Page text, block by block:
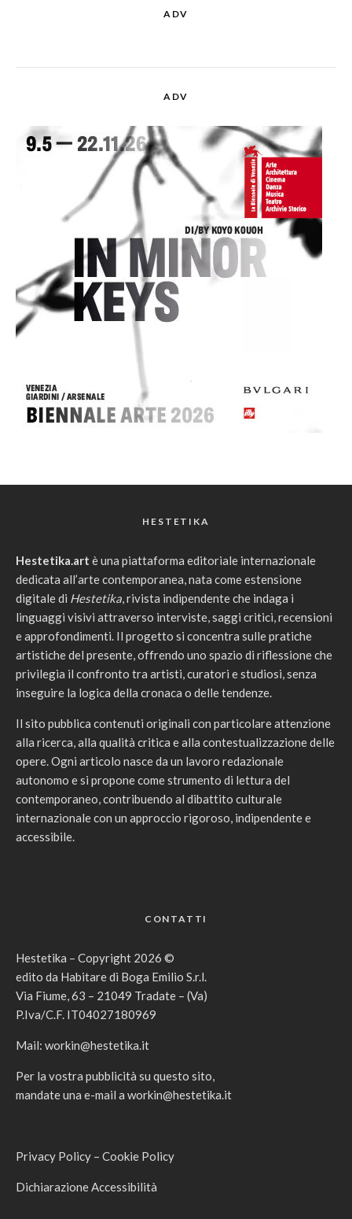
ADV
ADV
HESTETIKA
Hestetika.art è una piattaforma editoriale internazionale
dedicata all’arte contemporanea, nata come estensione
digitale di Hestetika, rivista indipendente che indaga i
linguaggi visivi attraverso interviste, saggi critici, recensioni
e approfondimenti. Il progetto si concentra sulle pratiche
artistiche del presente, offrendo uno spazio di riflessione che
privilegia il confronto tra artisti, curatori e studiosi, senza
inseguire la logica della cronaca o delle tendenze.
Il sito pubblica contenuti originali con particolare attenzione
alla ricerca, alla qualità critica e alla contestualizzazione delle
opere. Ogni articolo nasce da un lavoro redazionale
autonomo e si propone come strumento di lettura del
contemporaneo, contribuendo al dibattito culturale
internazionale con un approccio rigoroso, indipendente e
accessibile.
CONTATTI
Hestetika – Copyright 2026 ©
edito da Habitare di Boga Emilio S.r.l.
Via Fiume, 63 – 21049 Tradate – (Va)
P.Iva/C.F. IT04027180969
Mail: workin@hestetika.it
Per la vostra pubblicità su questo sito,
mandate una e-mail a workin@hestetika.it
Privacy Policy – Cookie Policy
Dichiarazione Accessibilità